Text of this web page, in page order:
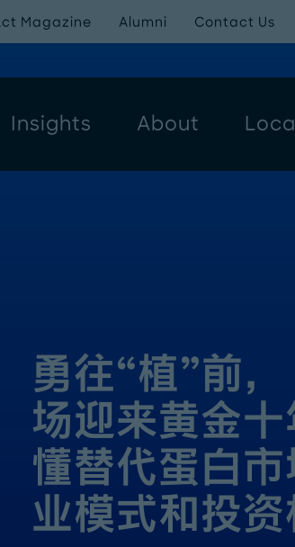
Insights About
Magazine Alumni Contact Us
勇往“植”前
场迎来黄金
懂替代蛋白
业模式和投